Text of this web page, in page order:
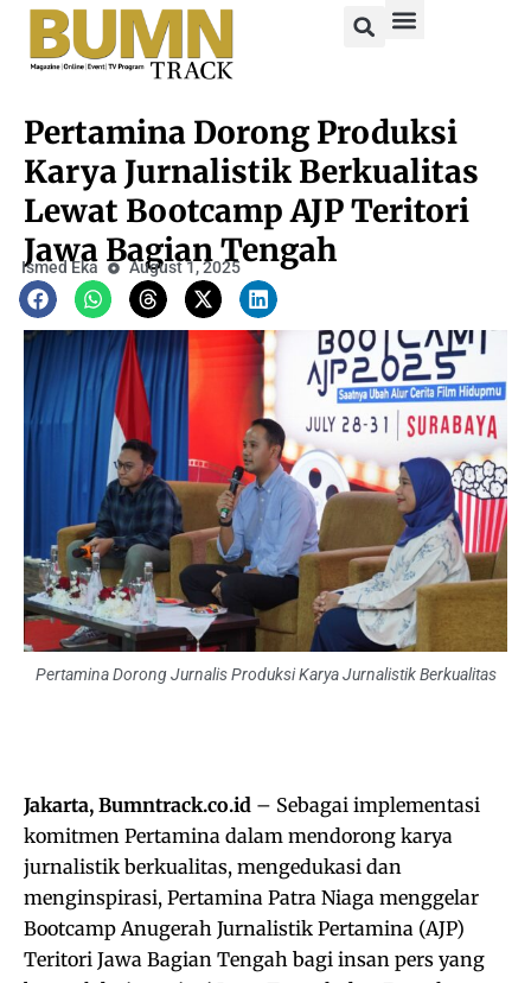
Pertamina Dorong Produksi
Karya Jurnalistik Berkualitas
Lewat Bootcamp AJP Teritori
Jawa Bagian Tengah
Ismed Eka August 1, 2025
Pertamina Dorong Jurnalis Produksi Karya Jurnalistik Berkualitas
Jakarta, Bumntrack.co.id – Sebagai implementasi
komitmen Pertamina dalam mendorong karya
jurnalistik berkualitas, mengedukasi dan
menginspirasi, Pertamina Patra Niaga menggelar
Bootcamp Anugerah Jurnalistik Pertamina (AJP)
Teritori Jawa Bagian Tengah bagi insan pers yang